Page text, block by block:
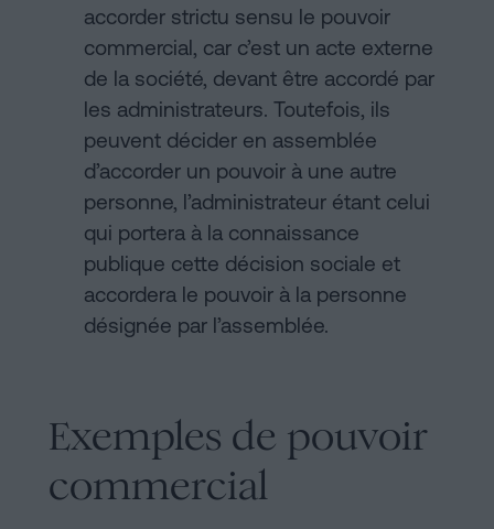
accorder strictu sensu le pouvoir
commercial, car c’est un acte externe
de la société, devant être accordé par
les administrateurs. Toutefois, ils
peuvent décider en assemblée
d’accorder un pouvoir à une autre
personne, l’administrateur étant celui
qui portera à la connaissance
publique cette décision sociale et
accordera le pouvoir à la personne
désignée par l’assemblée.
Exemples de pouvoir
commercial